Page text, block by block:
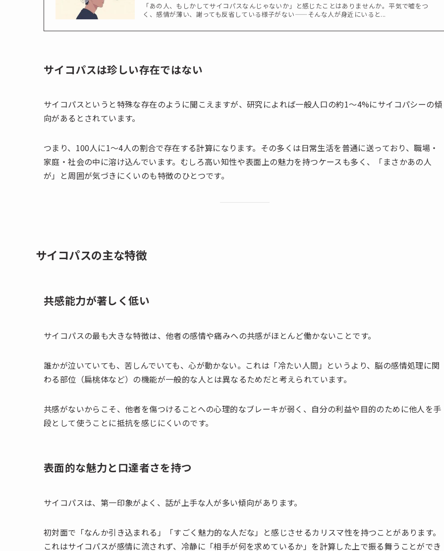
「あの人、もしかしてサイコパスなんじゃないか」と感じたことはありませんか。平気で嘘をつ
く、感情が薄い、謝っても反省している様子がない——そんな人が身近にいると...
サイコパスは珍しい存在ではない
サイコパスというと特殊な存在のように聞こえますが、研究によれば一般人口の約1〜4%にサイコパシーの傾
向があるとされています。
つまり、100人に1〜4人の割合で存在する計算になります。その多くは日常生活を普通に送っており、職場・
家庭・社会の中に溶け込んでいます。むしろ高い知性や表面上の魅力を持つケースも多く、「まさかあの人
が」と周囲が気づきにくいのも特徴のひとつです。
サイコパスの主な特徴
共感能力が著しく低い
サイコパスの最も大きな特徴は、他者の感情や痛みへの共感がほとんど働かないことです。
誰かが泣いていても、苦しんでいても、心が動かない。これは「冷たい人間」というより、脳の感情処理に関
わる部位（扁桃体など）の機能が一般的な人とは異なるためだと考えられています。
共感がないからこそ、他者を傷つけることへの心理的なブレーキが弱く、自分の利益や目的のために他人を手
段として使うことに抵抗を感じにくいのです。
表面的な魅力と口達者さを持つ
サイコパスは、第一印象がよく、話が上手な人が多い傾向があります。
初対面で「なんか引き込まれる」「すごく魅力的な人だな」と感じさせるカリスマ性を持つことがあります。
これはサイコパスが感情に流されず、冷静に「相手が何を求めているか」を計算した上で振る舞うことができ